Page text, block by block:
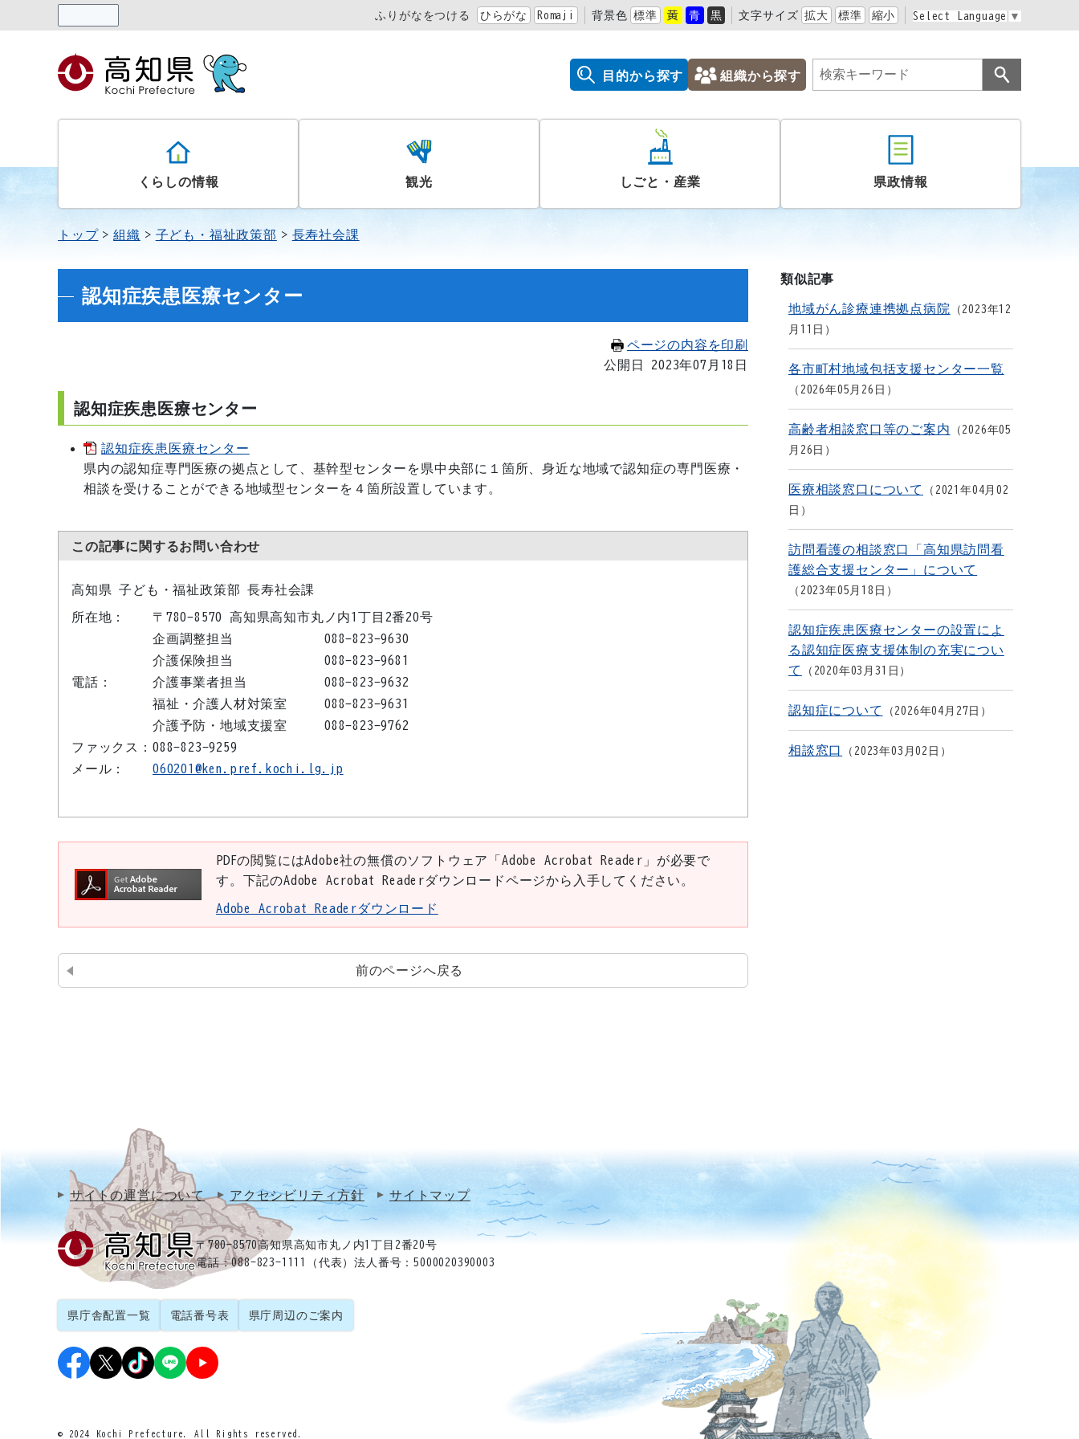
ふりがなをつける ひらがな Romaji 背景色 標準 黄 青 黒 文字サイズ 拡大 標準 縮小 Select Language ▼
目的から探す 組織から探す
くらしの情報 観光 しごと・産業 県政情報
トップ 組織 子ども・福祉政策部 長寿社会課
認知症疾患医療センター
ページの内容を印刷
公開日 2023年07月18日
認知症疾患医療センター
認知症疾患医療センター
県内の認知症専門医療の拠点として、基幹型センターを県中央部に１箇所、身近な地域で認知症の専門医療・
相談を受けることができる地域型センターを４箇所設置しています。
この記事に関するお問い合わせ
高知県 子ども・福祉政策部 長寿社会課
所在地： 〒780-8570 高知県高知市丸ノ内1丁目2番20号
電話：
企画調整担当
088-823-9630
介護保険担当
088-823-9681
介護事業者担当
088-823-9632
福祉・介護人材対策室
088-823-9631
介護予防・地域支援室
088-823-9762
ファックス： 088-823-9259
メール：
060201@ken.pref.kochi.lg.jp
PDFの閲覧にはAdobe社の無償のソフトウェア「Adobe Acrobat Reader」が必要で
す。下記のAdobe Acrobat Readerダウンロードページから入手してください。
Adobe Acrobat Readerダウンロード
前のページへ戻る
類似記事
地域がん診療連携拠点病院
2023年12
月11日
各市町村地域包括支援センター一覧
2026年05月26日
高齢者相談窓口等のご案内
2026年05
月26日
医療相談窓口について
2021年04月02
日
訪問看護の相談窓口「高知県訪問看
護総合支援センター」について
2023年05月18日
認知症疾患医療センターの設置によ
る認知症医療支援体制の充実につい
て
2020年03月31日
認知症について 2026年04月27日
相談窓口 2023年03月02日
サイトの運営について アクセシビリティ方針 サイトマップ
〒780-8570高知県高知市丸ノ内1丁目2番20号
電話：088-823-1111（代表）法人番号：5000020390003
県庁舎配置一覧 電話番号表 県庁周辺のご案内
© 2024 Kochi Prefecture. All Rights reserved.